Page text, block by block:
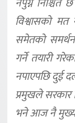
विश्वासको
समेतको
गर्ने तयारी
नपाएपछि दुई
प्रमुखले सरकार
भने आज नै